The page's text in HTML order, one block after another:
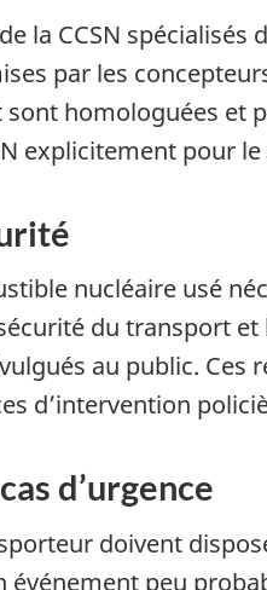
la CCSN
par les
homologuées et
explicitement pour
nucléaire usé
sécurité du transport
au public.
d’intervention
d’urgence
doivent
événement peu